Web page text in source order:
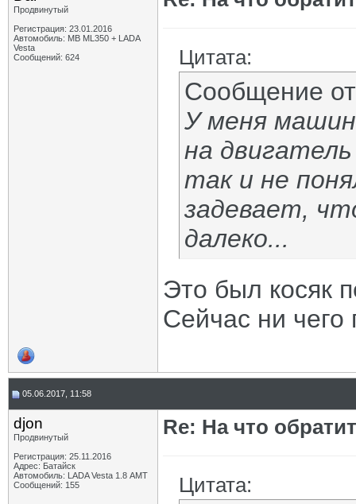
Продвинутый
Регистрация: 23.01.2016
Автомобиль: MB ML350 + LADA
Vesta
Сообщений: 624
Цитата:
Сообщение
У меня
на
так и не
задевает,
далеко...
Это был косяк
Сейчас ни чего
05.06.2017, 11:58
djon
Продвинутый
Регистрация: 25.11.2016
Адрес: Батайск
Автомобиль: LADA Vesta 1.8 АМТ
Сообщений: 155
Re: На что
Цитата: